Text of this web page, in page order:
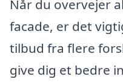
Når du overvejer
facade, er det
tilbud fra flere
give dig et bedre